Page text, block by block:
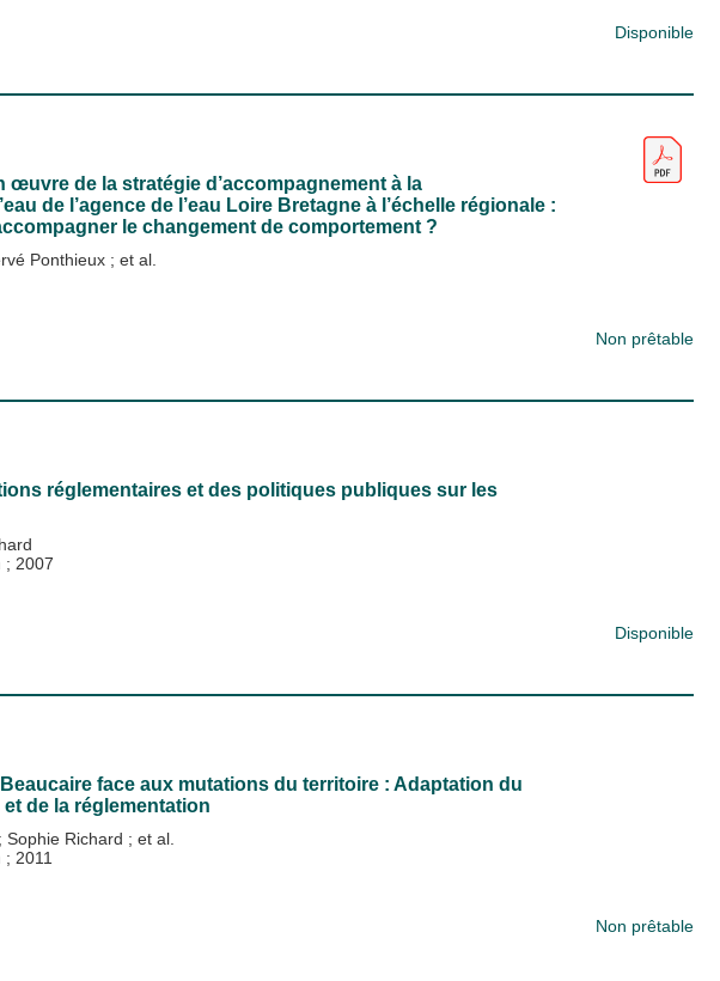
Disponible
œuvre de la stratégie d’accompagnement à la
de l’agence de l’eau Loire Bretagne à l’échelle régionale :
le changement de comportement ?
Ponthieux ; et al.
Non prêtable
réglementaires et des politiques publiques sur les
; 2007
Disponible
Beaucaire face aux mutations du territoire : Adaptation du
de la réglementation
; Sophie Richard ; et al.
; 2011
Non prêtable